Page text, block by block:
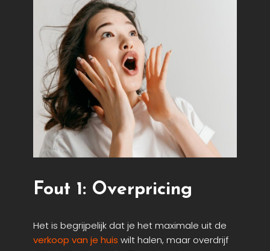
Fout 1: Overpricing
Het is begrijpelijk dat je het maximale uit de
verkoop van je huis wilt halen, maar overdrijf